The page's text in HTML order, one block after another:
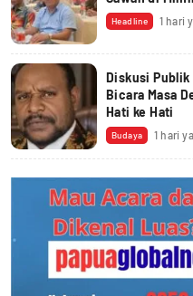
Headline 1 hari
Diskusi Publik
Bicara Masa
Hati ke Hati
Budaya 1 hari